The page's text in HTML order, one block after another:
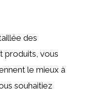
des
produits, vous
le mieux à
souhaitiez